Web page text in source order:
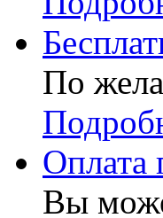
По
Оплата
Вы